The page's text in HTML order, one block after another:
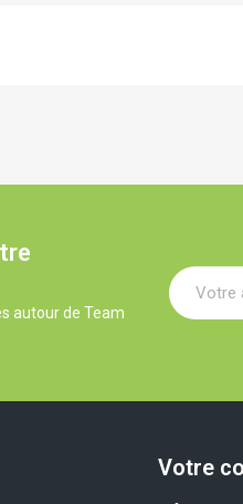
autour de Team
Votre